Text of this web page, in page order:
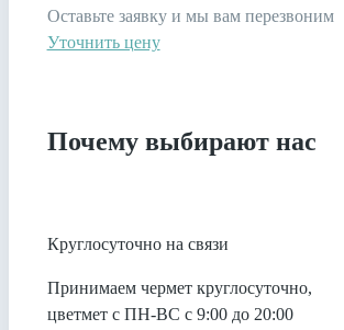
Оставьте заявку и мы вам перезвоним
Уточнить цену
Почему выбирают нас
Круглосуточно на связи
Принимаем чермет круглосуточно,
цветмет с ПН-ВС с 9:00 до 20:00